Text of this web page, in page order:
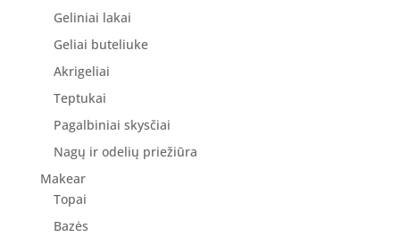
Geliniai lakai
Geliai buteliuke
Akrigeliai
Teptukai
Pagalbiniai skysčiai
Nagų ir odelių priežiūra
Makear
Topai
Bazės